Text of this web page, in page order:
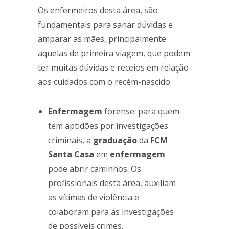
Os enfermeiros desta área, são
fundamentais para sanar dúvidas e
amparar as mães, principalmente
aquelas de primeira viagem, que podem
ter muitas dúvidas e receios em relação
aos cuidados com o recém-nascido.
Enfermagem forense: para quem
tem aptidões por investigações
criminais, a graduaçãoda FCM
Santa Casa em enfermagem
pode abrir caminhos. Os
profissionais desta área, auxiliam
as vítimas de violência e
colaboram para as investigações
de possíveis crimes.